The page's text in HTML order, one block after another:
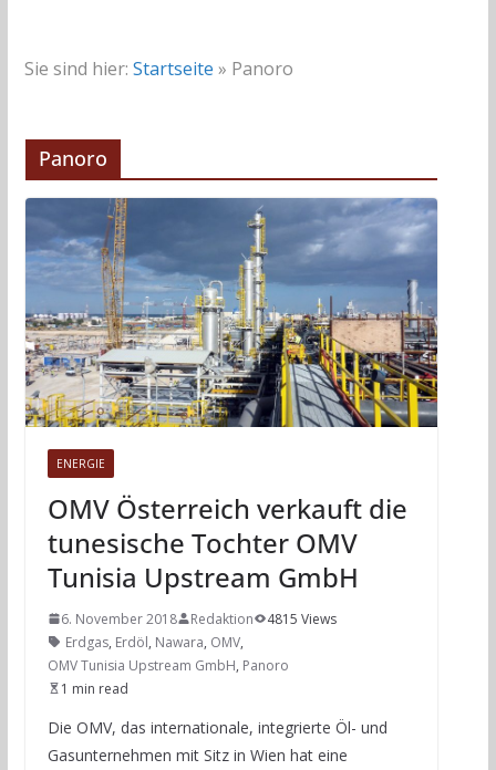
Sie sind hier: Startseite » Panoro
Panoro
ENERGIE
OMV Österreich verkauft die
tunesische Tochter OMV
Tunisia Upstream GmbH
6. November 2018 Redaktion
4815 Views
Erdgas, Erdöl, Nawara, OMV,
OMV Tunisia Upstream GmbH, Panoro
1 min read
Die OMV, das internationale, integrierte Öl- und
Gasunternehmen mit Sitz in Wien hat eine